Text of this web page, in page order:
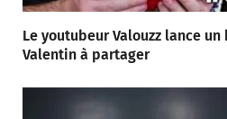
Le youtubeur Valouzz lance
Valentin à partager